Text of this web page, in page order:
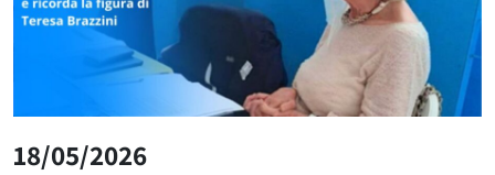
18/05/2026